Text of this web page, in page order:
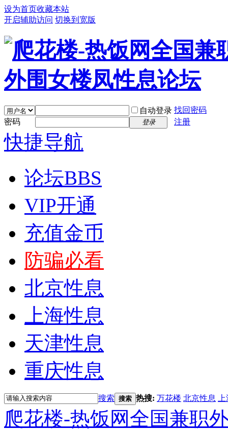
设为首页收藏本站
开启辅助访问 切换到宽版
自动登录 找回密码
密码
登录 注册
快捷导航
论坛BBS
VIP开通
充值金币
防骗必看
北京性息
上海性息
天津性息
重庆性息
搜索 搜索 热搜: 万花楼 北京性息
爬花楼-热饭网全国兼职